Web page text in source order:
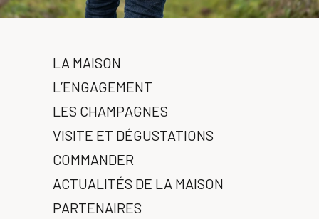
LA MAISON
L’ENGAGEMENT
LES CHAMPAGNES
VISITE ET DÉGUSTATIONS
COMMANDER
ACTUALITÉS DE LA MAISON
PARTENAIRES